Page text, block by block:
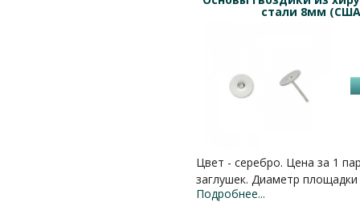
стали 8мм
Цвет - серебро. Цена за 1
заглушек. Диаметр
Подробнее...